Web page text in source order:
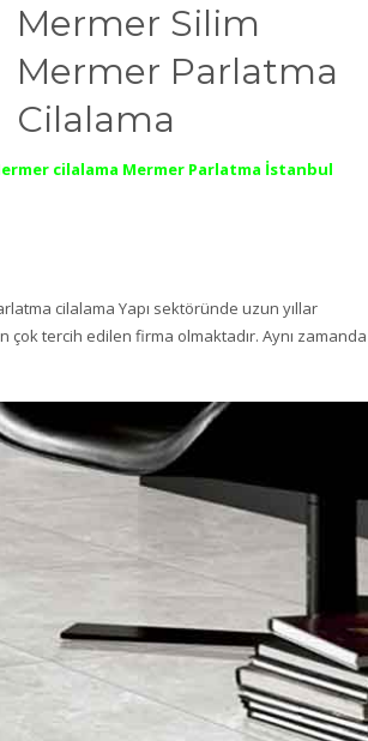
Mermer Silim
Mermer Parlatma
Cilalama
cilalama Mermer Parlatma İstanbul
cilalama Yapı sektöründe uzun yıllar
tercih edilen firma olmaktadır. Aynı zamanda